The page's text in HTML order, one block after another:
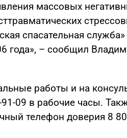
массовых
спасательная служба»
года», – сообщил
работы и на
09 в рабочие часы.
телефон доверия 8